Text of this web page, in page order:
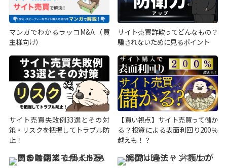
マンガでわかるラッコM&A（買
主様向け）
サイト売買詐欺ってどんなもの？
騙されないために見るポイント
サイト売買失敗例33選とその対
策・リスクを把握してトラブル防
止！
【買い視点】サイト売買って儲か
る？投資による表面利回り200％
越えも！？